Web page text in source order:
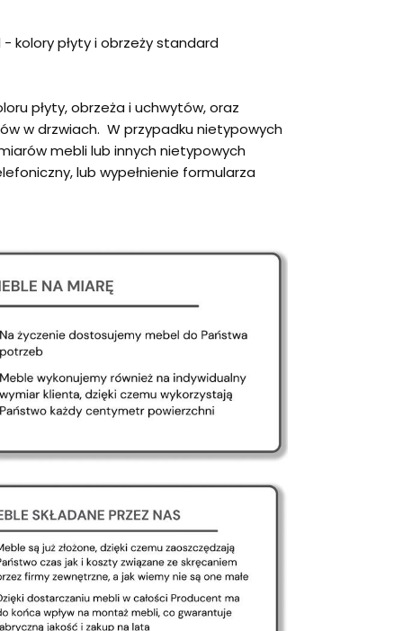
płyty, obrzeża i uchwytów, oraz
w drzwiach. W przypadku nietypowych
mebli lub innych nietypowych
lub wypełnienie formularza